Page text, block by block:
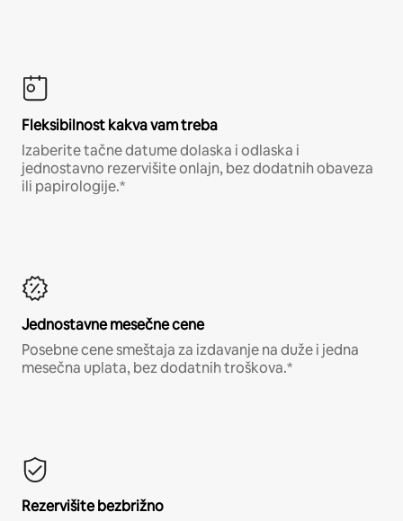
Fleksibilnost kakva vam treba
Izaberite tačne datume dolaska i odlaska i
jednostavno rezervišite onlajn, bez dodatnih obaveza
ili papirologije.*
Jednostavne mesečne cene
Posebne cene smeštaja za izdavanje na duže i jedna
mesečna uplata, bez dodatnih troškova.*
Rezervišite bezbrižno